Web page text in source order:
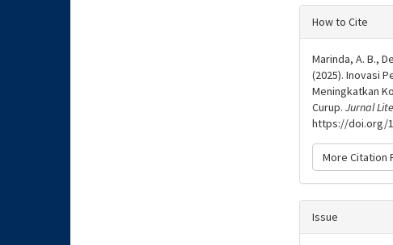
Article
Details
How to Cite
Marinda, A. B.,
(2025). Inovasi
Meningkatkan
Curup.Jurnal
https://doi.org/
More Citation
Issue